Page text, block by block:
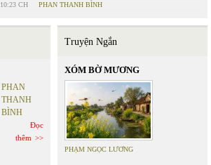
10:23 CH PHAN THANH BÌNH
PHAN
THANH
BÌNH
Đọc
thêm
Truyện Ngắn
XÓM BỜ MƯƠNG
PHẠM NGỌC LƯƠNG